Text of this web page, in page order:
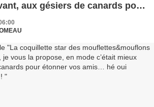
aux gésiers de canards pour
hé oui Christine-and-the-